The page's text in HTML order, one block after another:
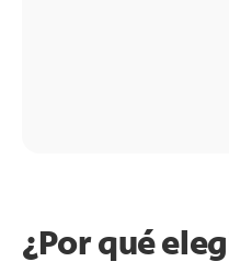
¿Por qué